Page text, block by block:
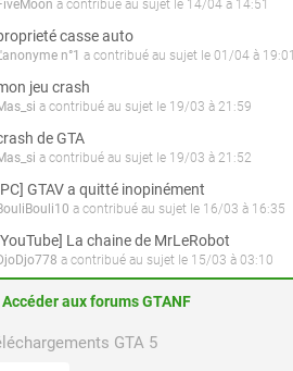
a contribué au sujet le 14/04 à 14:51
casse auto
n°1 a contribué au sujet le 01/04 à 19:01
jeu crash
a contribué au sujet le 19/03 à 21:59
de GTA
a contribué au sujet le 19/03 à 21:52
GTAV a quitté inopinément
a contribué au sujet le 16/03 à 16:35
La chaine de MrLeRobot
a contribué au sujet le 15/03 à 03:10
Accéder aux forums GTANF
GTA 5